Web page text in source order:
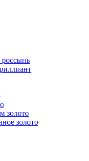
россыпь
золото
золото